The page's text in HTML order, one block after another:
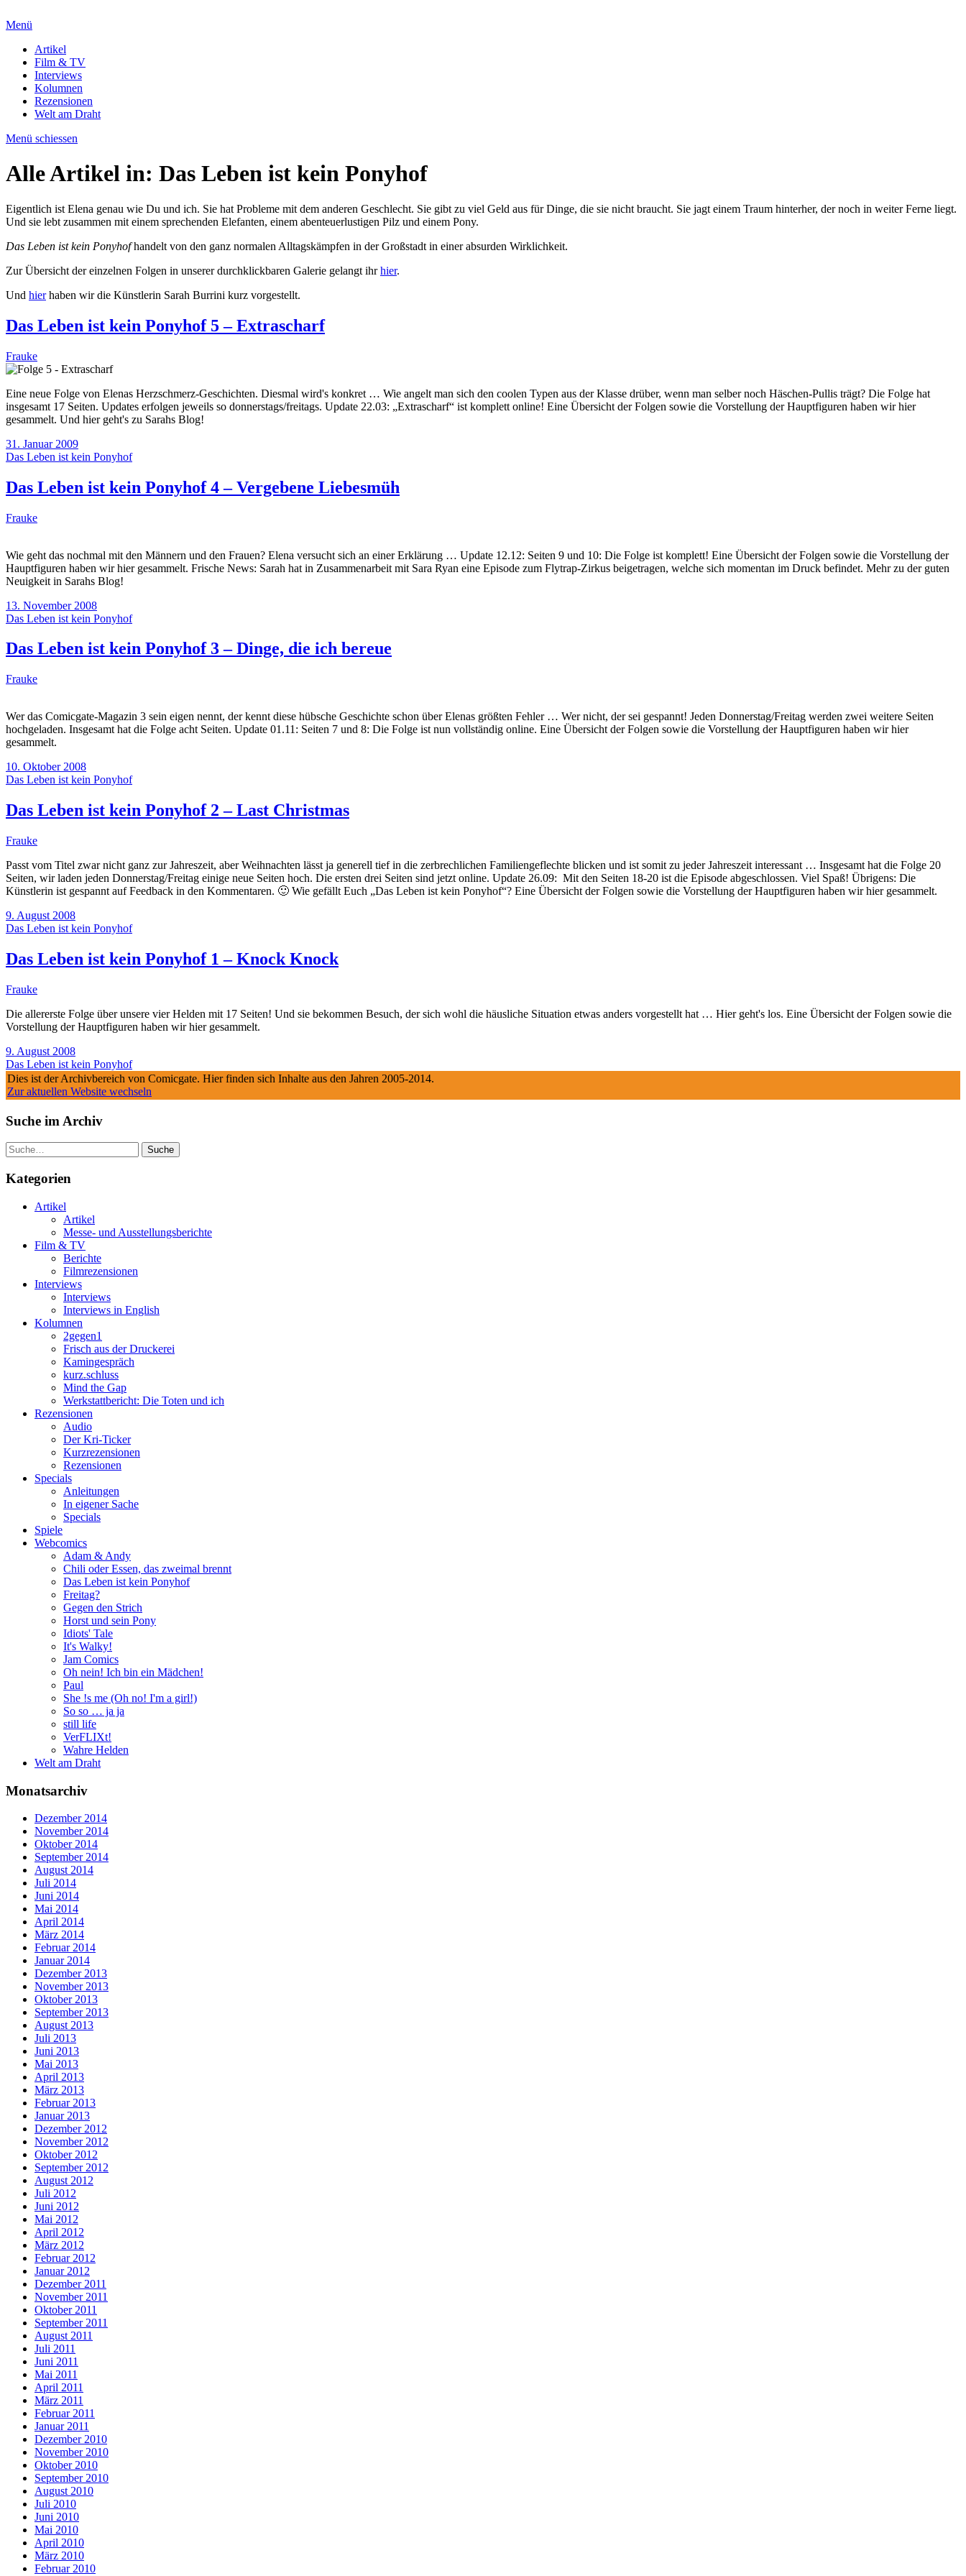
Menü
Artikel
Film & TV
Interviews
Kolumnen
Rezensionen
Welt am Draht
Menü schiessen
Alle Artikel in: Das Leben ist kein Ponyhof
Eigentlich ist Elena genau wie Du und ich. Sie hat Probleme mit dem anderen Geschlecht. Sie gibt zu viel Geld aus für Dinge, die sie nicht braucht. Sie jagt einem Traum hinterher, der noch in weiter Ferne liegt.
Und sie lebt zusammen mit einem sprechenden Elefanten, einem abenteuerlustigen Pilz und einem Pony.
Das Leben ist kein Ponyhofhandelt von den ganz normalen Alltagskämpfen in der Großstadt in einer absurden Wirklichkeit.
Zur Übersicht der einzelnen Folgen in unserer durchklickbaren Galerie gelangt ihrhier.
Und hierhaben wir die Künstlerin Sarah Burrini kurz vorgestellt.
Das Leben ist kein Ponyhof 5 – Extrascharf
Frauke
Eine neue Folge von Elenas Herzschmerz-Geschichten. Diesmal wird's konkret … Wie angelt man sich den coolen Typen aus der Klasse drüber, wenn man selber noch Häschen-Pullis trägt? Die Folge hat
insgesamt 17 Seiten. Updates erfolgen jeweils so donnerstags/freitags. Update 22.03: „Extrascharf“ ist komplett online! Eine Übersicht der Folgen sowie die Vorstellung der Hauptfiguren haben wir hier
gesammelt. Und hier geht's zu Sarahs Blog!
31. Januar 2009
Das Leben ist kein Ponyhof
Das Leben ist kein Ponyhof 4 – Vergebene Liebesmüh
Frauke
Wie geht das nochmal mit den Männern und den Frauen? Elena versucht sich an einer Erklärung … Update 12.12: Seiten 9 und 10: Die Folge ist komplett! Eine Übersicht der Folgen sowie die Vorstellung der
Hauptfiguren haben wir hier gesammelt. Frische News: Sarah hat in Zusammenarbeit mit Sara Ryan eine Episode zum Flytrap-Zirkus beigetragen, welche sich momentan im Druck befindet. Mehr zu der guten
Neuigkeit in Sarahs Blog!
13. November 2008
Das Leben ist kein Ponyhof
Das Leben ist kein Ponyhof 3 – Dinge, die ich bereue
Frauke
Wer das Comicgate-Magazin 3 sein eigen nennt, der kennt diese hübsche Geschichte schon über Elenas größten Fehler … Wer nicht, der sei gespannt! Jeden Donnerstag/Freitag werden zwei weitere Seiten
hochgeladen. Insgesamt hat die Folge acht Seiten. Update 01.11: Seiten 7 und 8: Die Folge ist nun vollständig online. Eine Übersicht der Folgen sowie die Vorstellung der Hauptfiguren haben wir hier
gesammelt.
10. Oktober 2008
Das Leben ist kein Ponyhof
Das Leben ist kein Ponyhof 2 – Last Christmas
Frauke
Passt vom Titel zwar nicht ganz zur Jahreszeit, aber Weihnachten lässt ja generell tief in die zerbrechlichen Familiengeflechte blicken und ist somit zu jeder Jahreszeit interessant … Insgesamt hat die Folge 20
Seiten, wir laden jeden Donnerstag/Freitag einige neue Seiten hoch. Die ersten drei Seiten sind jetzt online. Update 26.09: Mit den Seiten 18-20 ist die Episode abgeschlossen. Viel Spaß! Übrigens: Die
Künstlerin ist gespannt auf Feedback in den Kommentaren. 🙂 Wie gefällt Euch „Das Leben ist kein Ponyhof“? Eine Übersicht der Folgen sowie die Vorstellung der Hauptfiguren haben wir hier gesammelt.
9. August 2008
Das Leben ist kein Ponyhof
Das Leben ist kein Ponyhof 1 – Knock Knock
Frauke
Die allererste Folge über unsere vier Helden mit 17 Seiten! Und sie bekommen Besuch, der sich wohl die häusliche Situation etwas anders vorgestellt hat … Hier geht's los. Eine Übersicht der Folgen sowie die
Vorstellung der Hauptfiguren haben wir hier gesammelt.
9. August 2008
Das Leben ist kein Ponyhof
Dies ist der Archivbereich von Comicgate. Hier finden sich Inhalte aus den Jahren 2005-2014.
Zur aktuellen Website wechseln
Suche im Archiv
Suche
Kategorien
Artikel
Artikel
Messe- und Ausstellungsberichte
Film & TV
Berichte
Filmrezensionen
Interviews
Interviews
Interviews in English
Kolumnen
2gegen1
Frisch aus der Druckerei
Kamingespräch
kurz.schluss
Mind the Gap
Werkstattbericht: Die Toten und ich
Rezensionen
Audio
Der Kri-Ticker
Kurzrezensionen
Rezensionen
Specials
Anleitungen
In eigener Sache
Specials
Spiele
Webcomics
Adam & Andy
Chili oder Essen, das zweimal brennt
Das Leben ist kein Ponyhof
Freitag?
Gegen den Strich
Horst und sein Pony
Idiots' Tale
It's Walky!
Jam Comics
Oh nein! Ich bin ein Mädchen!
Paul
She !s me (Oh no! I'm a girl!)
So so … ja ja
still life
VerFLIXt!
Wahre Helden
Welt am Draht
Monatsarchiv
Dezember 2014
November 2014
Oktober 2014
September 2014
August 2014
Juli 2014
Juni 2014
Mai 2014
April 2014
März 2014
Februar 2014
Januar 2014
Dezember 2013
November 2013
Oktober 2013
September 2013
August 2013
Juli 2013
Juni 2013
Mai 2013
April 2013
März 2013
Februar 2013
Januar 2013
Dezember 2012
November 2012
Oktober 2012
September 2012
August 2012
Juli 2012
Juni 2012
Mai 2012
April 2012
März 2012
Februar 2012
Januar 2012
Dezember 2011
November 2011
Oktober 2011
September 2011
August 2011
Juli 2011
Juni 2011
Mai 2011
April 2011
März 2011
Februar 2011
Januar 2011
Dezember 2010
November 2010
Oktober 2010
September 2010
August 2010
Juli 2010
Juni 2010
Mai 2010
April 2010
März 2010
Februar 2010